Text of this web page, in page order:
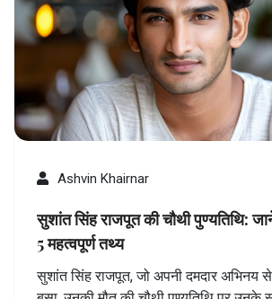
Ashvin Khairnar
सुशांत सिंह राजपूत की चौथी पुण्यतिथि:
5 महत्वपूर्ण तथ्य
सुशांत सिंह राजपूत, जो अपनी दमदार अभिनय